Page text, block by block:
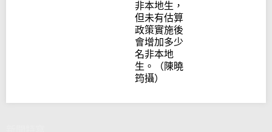
非本地生，
但未有估算
政策實施後
會增加多少
名非本地
生。（陳曉
筠攝）